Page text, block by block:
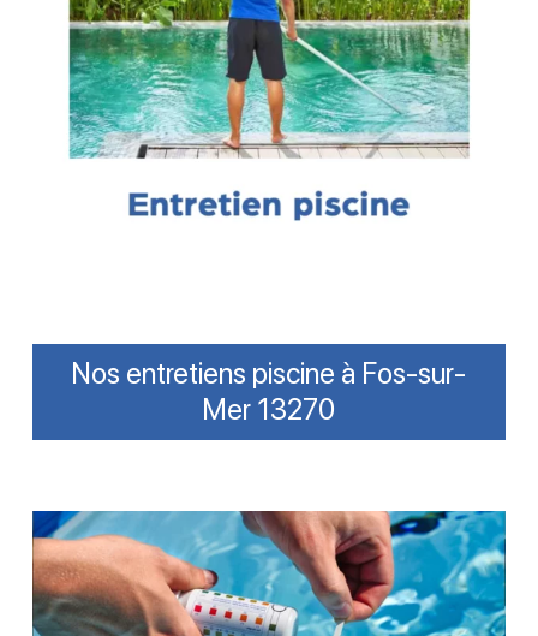
Nos entretiens piscine à Fos-sur-
Mer 13270
Ajuster
le
pH